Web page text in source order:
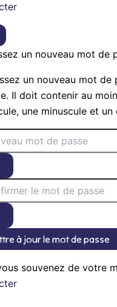
un nouveau mot de
un nouveau mot
Il doit contenir au
une minuscule et un
à jour le mot de passe
souvenez de votre